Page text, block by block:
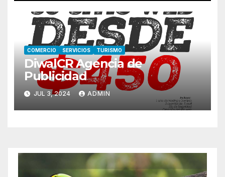
COMERCIO SERVICIOS TURISMO
DiwalCR Agencia de
Publicidad
JUL 3, 2024 ADMIN